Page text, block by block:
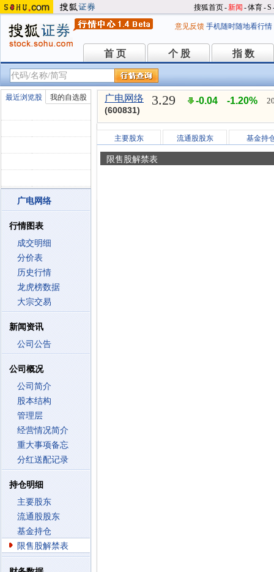
搜狐首页-新闻 -体育-S
意见反馈 手机随时随地看行情
首 页
首 页 个 股
个 股 指 数
指 数
最近浏览股 我的自选股
广电网络
行情图表
成交明细
分价表
历史行情
龙虎榜数据
大宗交易
新闻资讯
公司公告
公司概况
公司简介
股本结构
管理层
经营情况简介
重大事项备忘
分红送配记录
持仓明细
主要股东
流通股股东
基金持仓
限售股解禁表
广电网络
(600831)
3.29 -0.04 -1.20%
主要股东 流通股股东 基金持
限售股解禁表